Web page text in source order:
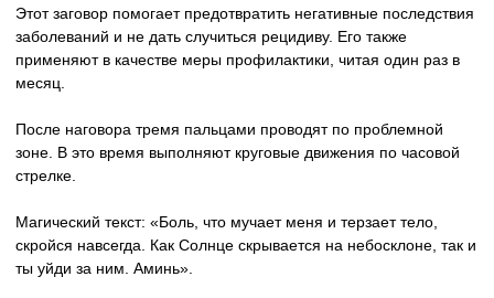
Этот заговор помогает предотвратить негативные последствия
заболеваний и не дать случиться рецидиву. Его также
применяют в качестве меры профилактики, читая один раз в
месяц.
После наговора тремя пальцами проводят по проблемной
зоне. В это время выполняют круговые движения по часовой
стрелке.
Магический текст: «Боль, что мучает меня и терзает тело,
скройся навсегда. Как Солнце скрывается на небосклоне, так и
ты уйди за ним. Аминь».